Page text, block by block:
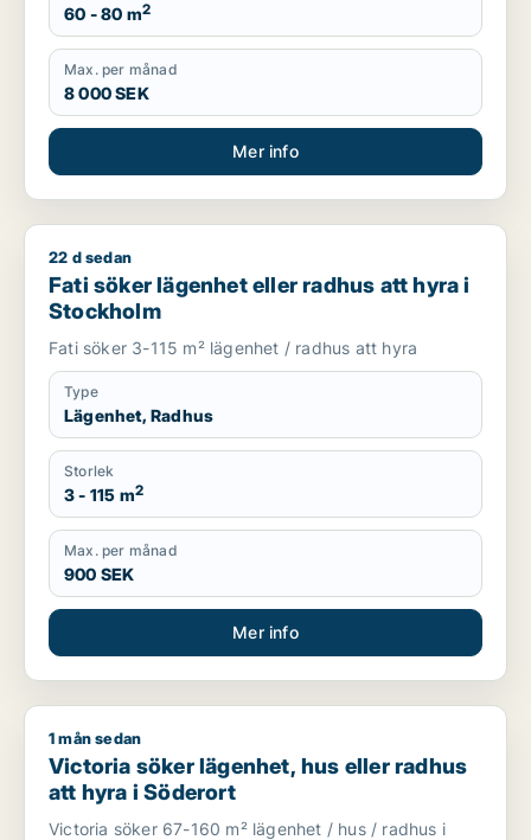
60 - 80 m2
Max. per månad
8 000 SEK
Mer info
Fati söker lägenhet eller radhus att hyra i Stockholm
22 d sedan
Fati söker lägenhet eller radhus att hyra i
Stockholm
Fati söker 3-115 m² lägenhet / radhus att hyra
Type
Lägenhet, Radhus
Storlek
3 - 115 m2
Max. per månad
900 SEK
Mer info
Victoria söker lägenhet, hus eller radhus att hyra i Söderort
1 mån sedan
Victoria söker lägenhet, hus eller radhus
att hyra i Söderort
Victoria söker 67-160 m² lägenhet / hus / radhus i